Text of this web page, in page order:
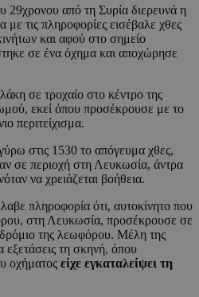
29χρονου από τη Συρία διερευνά η
τις πληροφορίες εισέβαλε χθες
και αφού στο σημείο
σε ένα όχημα και αποχώρησε
σε τροχαίο στο κέντρο της
εκεί όπου προσέκρουσε με το
περιτείχισμα.
στις 1530 το απόγευμα χθες,
σε περιοχή στη Λευκωσία, άντρα
να χρειάζεται βοήθεια.
πληροφορία ότι, αυτοκίνητο που
στη Λευκωσία, προσέκρουσε σε
της λεωφόρου. Μέλη της
εξετάσεις τη σκηνή, όπου
οχήματος είχε εγκαταλείψει τη